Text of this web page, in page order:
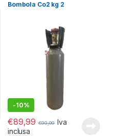
Bombola Co2 kg 2
-10%
€89,99 €99,99 Iva
inclusa